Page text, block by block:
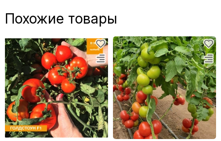
Похожие товары